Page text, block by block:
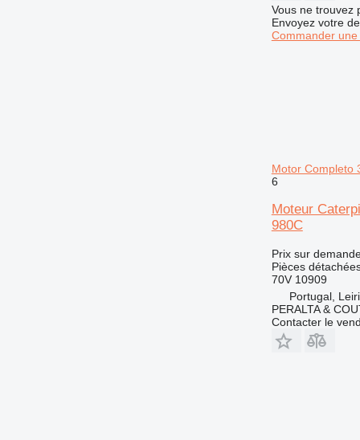
Vous ne trouvez
Envoyez votre
Commander
Motor Completo
6
Moteur
980C
Prix sur
Pièces
70V 10909
Portugal,
PERALTA &
Contacter le